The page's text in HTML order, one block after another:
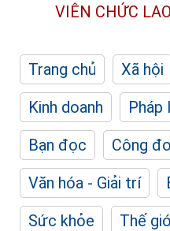
VIÊN CHỨC
Trang chủ Xã hội
Kinh doanh
Pháp
Bạn đọc
Công
Văn hóa - Giải trí
Sức khỏe
Thế